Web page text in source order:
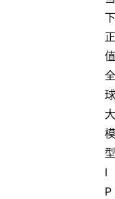
下
正
值
全
球
大
模
型
I
P